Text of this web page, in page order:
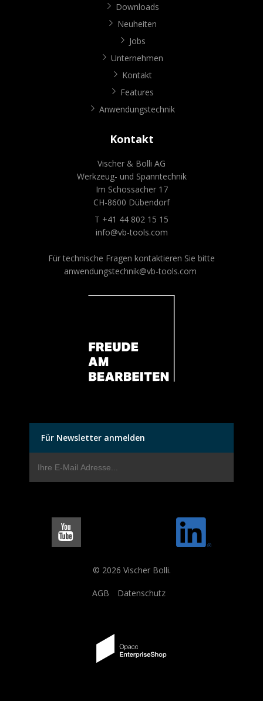
Downloads
Neuheiten
Jobs
Unternehmen
Kontakt
Features
Anwendungstechnik
Kontakt
Vischer & Bolli AG
Werkzeug- und Spanntechnik
Im Schossacher 17
CH-8600 Dübendorf
T +41 44 802 15 15
info@vb-tools.com
Für technische Fragen kontaktieren Sie bitte
anwendungstechnik@vb-tools.com
Für Newsletter anmelden
© 2026 Vischer Bolli.
AGB Datenschutz